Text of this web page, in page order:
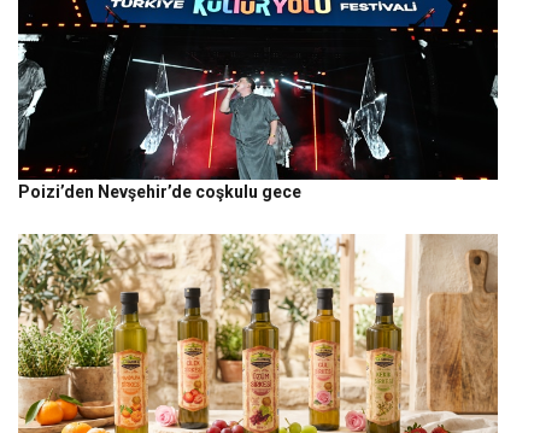
Poizi’den Nevşehir’de coşkulu gece